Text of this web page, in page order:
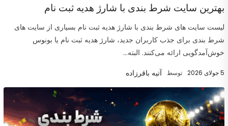
بهترین سایت شرط بندی با شارژ هدیه ثبت نام
لیست سایت های شرط بندی با شارژ هدیه ثبت نام بسیاری از سایت های
شرط بندی برای جذب کاربران جدید، شارژ هدیه ثبت نام یا بونوس
خوش‌آمدگویی ارائه می‌کنند. البته...
5 جولای 2026 توسط آتیه باقرزاده